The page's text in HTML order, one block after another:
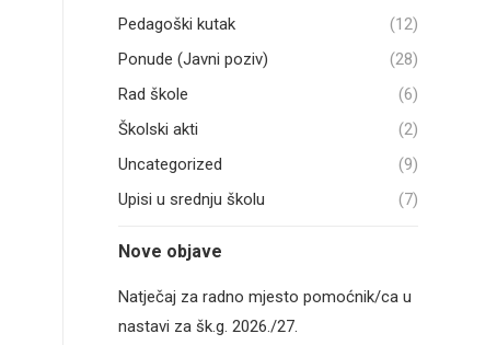
Pedagoški kutak
(12)
Ponude (Javni poziv)
(28)
Rad škole
(6)
Školski akti
(2)
Uncategorized
(9)
Upisi u srednju školu
(7)
Nove objave
Natječaj za radno mjesto pomoćnik/ca u
nastavi za šk.g. 2026./27.